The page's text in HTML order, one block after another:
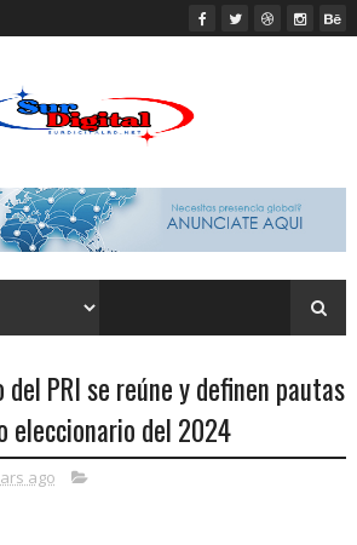
PRI se reúne y definen pautas
eleccionario del 2024
ago